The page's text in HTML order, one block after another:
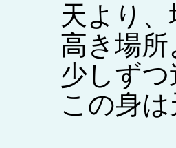
天より
高き場
少しず
この身